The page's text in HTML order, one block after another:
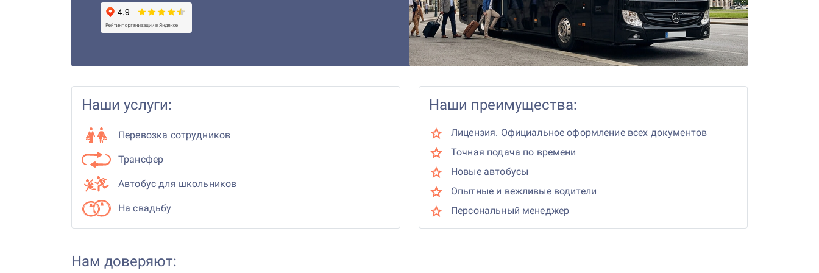
Наши услуги:
Перевозка сотрудников
Трансфер
Автобус для школьников
На свадьбу
Наши преимущества:
Лицензия. Официальное оформление всех документов
Точная подача по времени
Новые автобусы
Опытные и вежливые водители
Персональный менеджер
Нам доверяют: